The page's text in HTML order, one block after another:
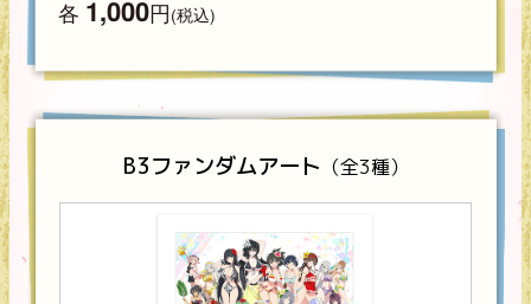
各 1,000円(税込)
B3ファンダムアート （全3種）